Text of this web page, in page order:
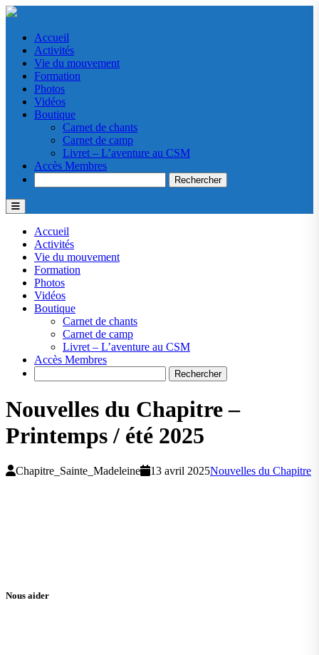
Accueil
Activités
Vie du mouvement
Formation
Photos
Vidéos
Boutique
Carnet de chants
Carnet de camp
Livret – L’aventure au CSM
Accès Membres
Accueil
Activités
Vie du mouvement
Formation
Photos
Vidéos
Boutique
Carnet de chants
Carnet de camp
Livret – L’aventure au CSM
Accès Membres
Nouvelles du Chapitre –
Printemps / été 2025
Chapitre_Sainte_Madeleine 13 avril 2025Nouvelles du Chapitre
Nous aider